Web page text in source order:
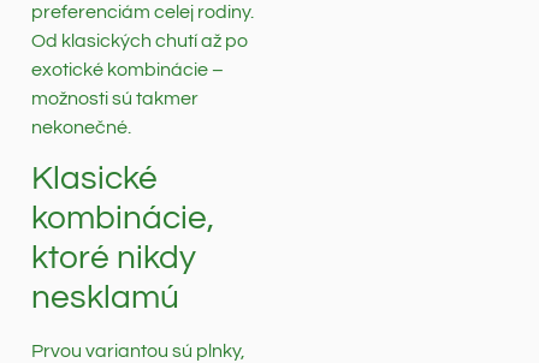
preferenciám celej rodiny.
Od klasických chutí až po
exotické kombinácie –
možnosti sú takmer
nekonečné.
Klasické
kombinácie,
ktoré nikdy
nesklamú
Prvou variantou sú plnky,